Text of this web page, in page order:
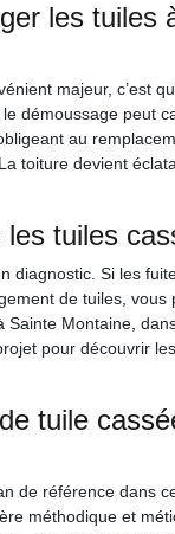
les tuiles
majeur, c’est
démoussage peut
au
toiture devient
les tuiles
diagnostic. Si les
de tuiles, vous
Sainte Montaine,
pour découvrir
tuile
de référence dans
méthodique et